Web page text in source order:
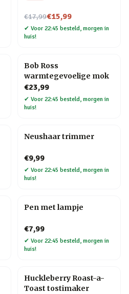
€17,99
Nu voor€15,99
✔ Voor 22:45 besteld, morgen in
huis!
Bob Ross
warmtegevoelige mok
€23,99
✔ Voor 22:45 besteld, morgen in
huis!
Neushaar trimmer
€9,99
✔ Voor 22:45 besteld, morgen in
huis!
Pen met lampje
€7,99
✔ Voor 22:45 besteld, morgen in
huis!
Huckleberry Roast-a-
Toast tostimaker